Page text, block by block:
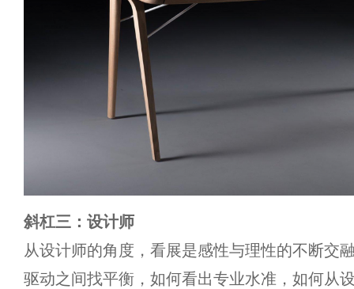
斜杠三：设计师
从设计师的角度，看展是感性与理性的不断交
驱动之间找平衡，如何看出专业水准，如何从